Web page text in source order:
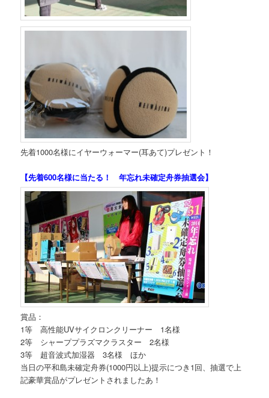
先着1000名様にイヤーウォーマー(耳あて)プレゼント！
【先着600名様に当たる！ 年忘れ未確定舟券抽選会】
賞品：
1等 高性能UVサイクロンクリーナー 1名様
2等 シャーププラズマクラスター 2名様
3等 超音波式加湿器 3名様 ほか
当日の平和島未確定舟券(1000円以上)提示につき1回、抽選で上
記豪華賞品がプレゼントされましたあ！